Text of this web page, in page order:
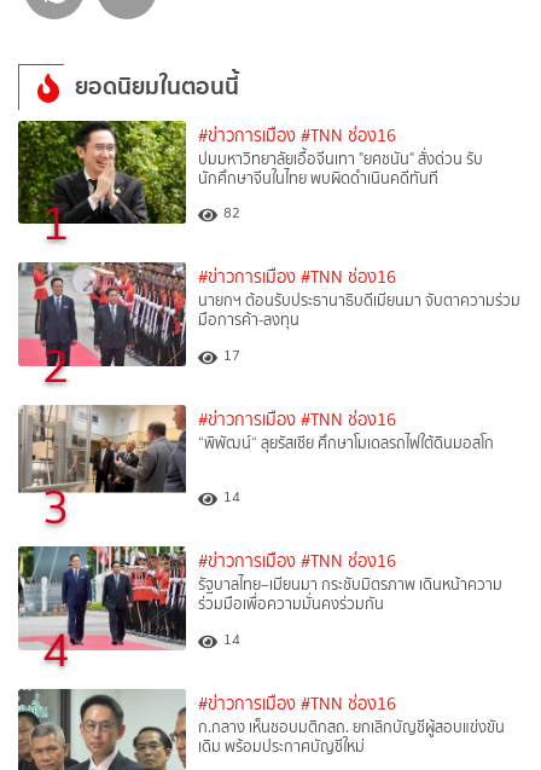
ยอดนิยมในตอนนี้
1
#ข่าวการเมือง #TNN ช่อง16
ปมมหาวิทยาลัยเอื้อจีนเทา "ยศชนัน" สั่งด่วน รับ
นักศึกษาจีนในไทย พบผิดดำเนินคดีทันที
82
2
#ข่าวการเมือง #TNN ช่อง16
นายกฯ ต้อนรับประธานาธิบดีเมียนมา จับตาความร่วม
มือการค้า-ลงทุน
17
3
#ข่าวการเมือง #TNN ช่อง16
“พิพัฒน์“ ลุยรัสเซีย ศึกษาโมเดลรถไฟใต้ดินมอสโก
14
4
#ข่าวการเมือง #TNN ช่อง16
รัฐบาลไทย–เมียนมา กระชับมิตรภาพ เดินหน้าความ
ร่วมมือเพื่อความมั่นคงร่วมกัน
14
#ข่าวการเมือง #TNN ช่อง16
ก.กลาง เห็นชอบมติกสถ. ยกเลิกบัญชีผู้สอบแข่งขัน
เดิม พร้อมประกาศบัญชีใหม่